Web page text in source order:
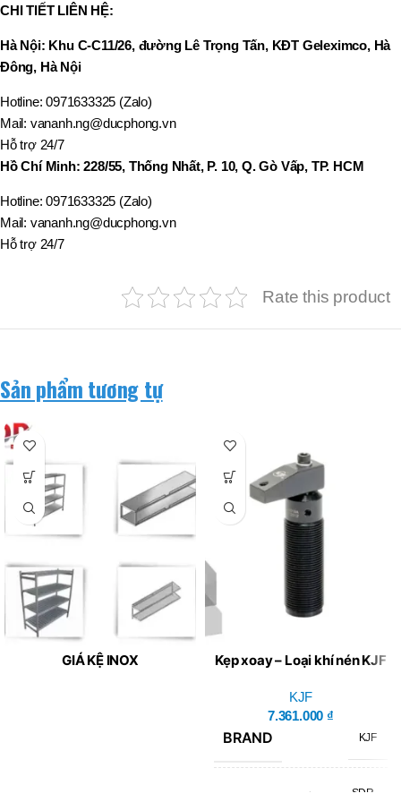
CHI TIẾT LIÊN HỆ:
Hà Nội: Khu C-C11/26, đường Lê Trọng Tấn, KĐT Geleximco, Hà
Đông, Hà Nội
Hotline: 0971633325 (Zalo)
Mail: vananh.ng@ducphong.vn
Hỗ trợ 24/7
Hồ Chí Minh: 228/55, Thống Nhất, P. 10, Q. Gò Vấp, TP. HCM
Hotline: 0971633325 (Zalo)
Mail: vananh.ng@ducphong.vn
Hỗ trợ 24/7
Rate this product
Sản phẩm tương tự
GIÁ KỆ INOX
Kẹp xoay – Loại khí nén KJF
KJF
7.361.000 ₫
BRAND KJF
SDR-